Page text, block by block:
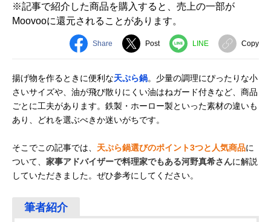
※記事で紹介した商品を購入すると、売上の一部が
Moovooに還元されることがあります。
Share Post LINE Copy
揚げ物を作るときに便利な天ぷら鍋。少量の調理にぴったりな小
さいサイズや、油が飛び散りにくい油はねガード付きなど、商品
ごとに工夫があります。鉄製・ホーロー製といった素材の違いも
あり、どれを選ぶべきか迷いがちです。
そこでこの記事では、 天ぷら鍋選びのポイント3つと人気商品に
ついて、 家事アドバイザーで料理家でもある河野真希さんに解説
していただきました。ぜひ参考にしてください。